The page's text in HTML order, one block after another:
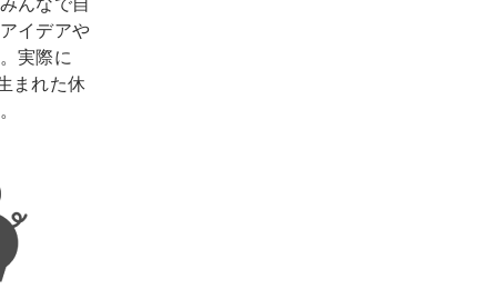
んなで自
イデアや
実際に
まれた休